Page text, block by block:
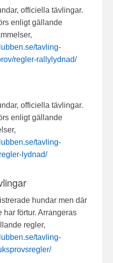
officiella tävlingar.
enligt gällande
tavling-
regler-rallylydnad/
officiella tävlingar.
enligt gällande
tavling-
lydnad/
hundar men där
har förtur. Arrangeras
regler,
tavling-